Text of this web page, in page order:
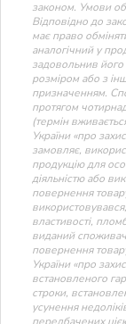
законом. Умови
Відповідно до
має право
аналогічний у
задовольнив
розміром або з
призначенням.
протягом
(термін
України «про
замовляє,
продукцію для
діяльністю або
повернення
властивості,
виданий
повернення
України «про
встановленого
строки,
усунення
передбачених